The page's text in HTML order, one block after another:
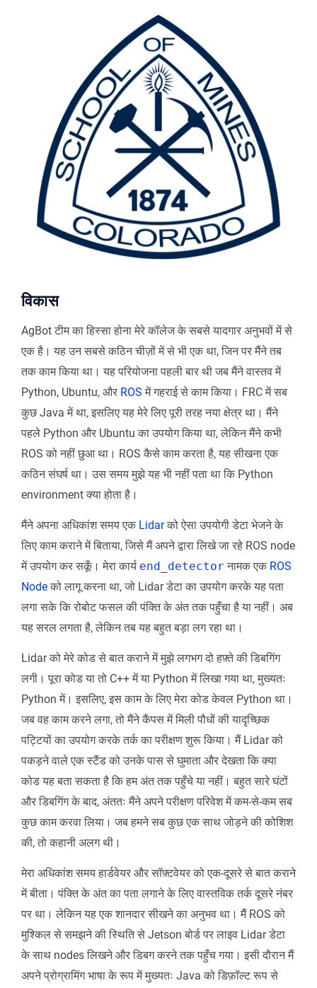
विकास
AgBot टीम का हिस्सा होना मेरे कॉलेज के सबसे यादगार अनुभवों में से
एक है। यह उन सबसे कठिन चीज़ों में से भी एक था, जिन पर मैंने तब
तक काम किया था। यह परियोजना पहली बार थी जब मैंने वास्तव में
Python, Ubuntu, और ROS में गहराई से काम किया। FRC में सब
कुछ Java में था, इसलिए यह मेरे लिए पूरी तरह नया क्षेत्र था। मैंने
पहले Python और Ubuntu का उपयोग किया था, लेकिन मैंने कभी
ROS को नहीं छुआ था। ROS कैसे काम करता है, यह सीखना एक
कठिन संघर्ष था। उस समय मुझे यह भी नहीं पता था कि Python
environment क्या होता है।
मैंने अपना अधिकांश समय एक Lidarको ऐसा उपयोगी डेटा भेजने के
लिए काम कराने में बिताया, जिसे मैं अपने द्वारा लिखे जा रहे ROS node
में उपयोग कर सकूँ। मेरा कार्य end_detector नामक एक ROS
Nodeको लागू करना था, जो Lidar डेटा का उपयोग करके यह पता
लगा सके कि रोबोट फसल की पंक्ति के अंत तक पहुँचा है या नहीं। अब
यह सरल लगता है, लेकिन तब यह बहुत बड़ा लग रहा था।
Lidar को मेरे कोड से बात कराने में मुझे लगभग दो हफ़्ते की डिबगिंग
लगी। पूरा कोड या तो C++ में या Python में लिखा गया था, मुख्यतः
Python में। इसलिए, इस काम के लिए मेरा कोड केवल Python था।
जब वह काम करने लगा, तो मैंने कैंपस में मिली पौधों की यादृच्छिक
पट्टियों का उपयोग करके तर्क का परीक्षण शुरू किया। मैं Lidar को
पकड़ने वाले एक स्टैंड को उनके पास से घुमाता और देखता कि क्या
कोड यह बता सकता है कि हम अंत तक पहुँचे या नहीं। बहुत सारे घंटों
और डिबगिंग के बाद, अंततः मैंने अपने परीक्षण परिवेश में कम-से-कम सब
कुछ काम करवा लिया। जब हमने सब कुछ एक साथ जोड़ने की कोशिश
की, तो कहानी अलग थी।
मेरा अधिकांश समय हार्डवेयर और सॉफ़्टवेयर को एक-दूसरे से बात कराने
में बीता। पंक्ति के अंत का पता लगाने के लिए वास्तविक तर्क दूसरे नंबर
पर था। लेकिन यह एक शानदार सीखने का अनुभव था। मैं ROS को
मुश्किल से समझने की स्थिति से Jetson बोर्ड पर लाइव Lidar डेटा
के साथ nodes लिखने और डिबग करने तक पहुँच गया। इसी दौरान मैं
अपने प्रोग्रामिंग भाषा के रूप में मुख्यतः Java को डिफ़ॉल्ट रूप से